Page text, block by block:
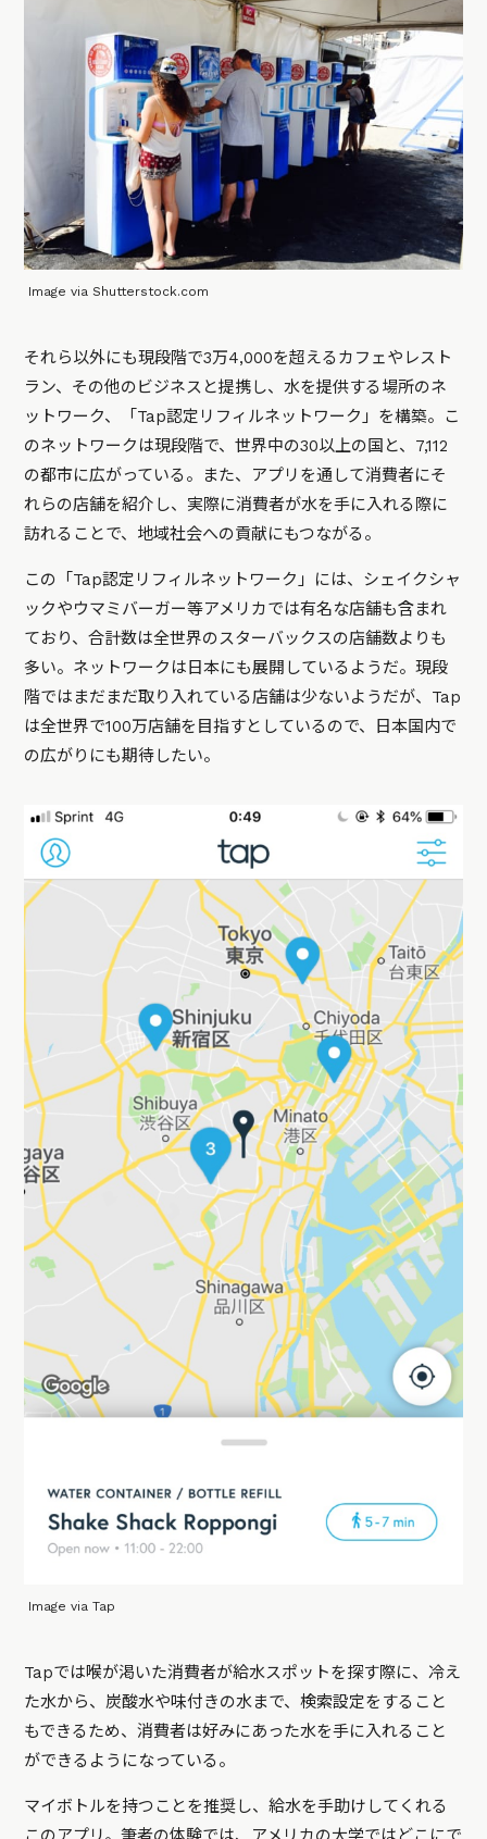
Image via Shutterstock.com
それら以外にも現段階で3万4,000を超えるカフェやレスト
ラン、その他のビジネスと提携し、水を提供する場所のネ
ットワーク、「Tap認定リフィルネットワーク」を構築。こ
のネットワークは現段階で、世界中の30以上の国と、7,112
の都市に広がっている。また、アプリを通して消費者にそ
れらの店舗を紹介し、実際に消費者が水を手に入れる際に
訪れることで、地域社会への貢献にもつながる。
この「Tap認定リフィルネットワーク」には、シェイクシャ
ックやウマミバーガー等アメリカでは有名な店舗も含まれ
ており、合計数は全世界のスターバックスの店舗数よりも
多い。ネットワークは日本にも展開しているようだ。現段
階ではまだまだ取り入れている店舗は少ないようだが、Tap
は全世界で100万店舗を目指すとしているので、日本国内で
の広がりにも期待したい。
Image via Tap
Tapでは喉が渇いた消費者が給水スポットを探す際に、冷え
た水から、炭酸水や味付きの水まで、検索設定をすること
もできるため、消費者は好みにあった水を手に入れること
ができるようになっている。
マイボトルを持つことを推奨し、給水を手助けしてくれる